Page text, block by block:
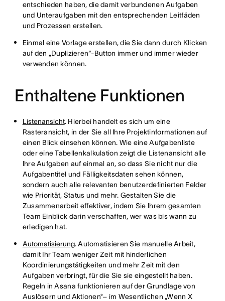
entschieden haben, die damit verbundenen Aufgaben
und Unteraufgaben mit den entsprechenden Leitfäden
und Prozessen erstellen.
Einmal eine Vorlage erstellen, die Sie dann durch Klicken
auf den „Duplizieren“-Button immer und immer wieder
verwenden können.
Enthaltene Funktionen
Listenansicht. Hierbei handelt es sich um eine
Rasteransicht, in der Sie all Ihre Projektinformationen auf
einen Blick einsehen können. Wie eine Aufgabenliste
oder eine Tabellenkalkulation zeigt die Listenansicht alle
Ihre Aufgaben auf einmal an, so dass Sie nicht nur die
Aufgabentitel und Fälligkeitsdaten sehen können,
sondern auch alle relevanten benutzerdefinierten Felder
wie Priorität, Status und mehr. Gestalten Sie die
Zusammenarbeit effektiver, indem Sie Ihrem gesamten
Team Einblick darin verschaffen, wer was bis wann zu
erledigen hat.
Automatisierung. Automatisieren Sie manuelle Arbeit,
damit Ihr Team weniger Zeit mit hinderlichen
Koordinierungstätigkeiten und mehr Zeit mit den
Aufgaben verbringt, für die Sie sie eingestellt haben.
Regeln in Asana funktionieren auf der Grundlage von
Auslösern und Aktionen°– im Wesentlichen „Wenn X